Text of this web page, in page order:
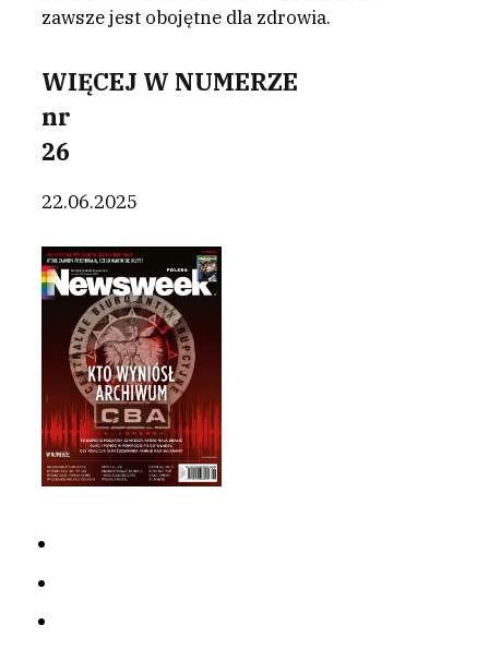
zawsze jest obojętne dla zdrowia.
WIĘCEJ W NUMERZE
nr
26
22.06.2025